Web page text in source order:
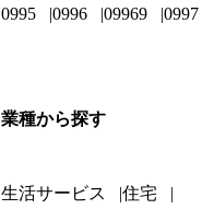
0995
0996 09969 0997
業種から探す
生活サービス 住宅